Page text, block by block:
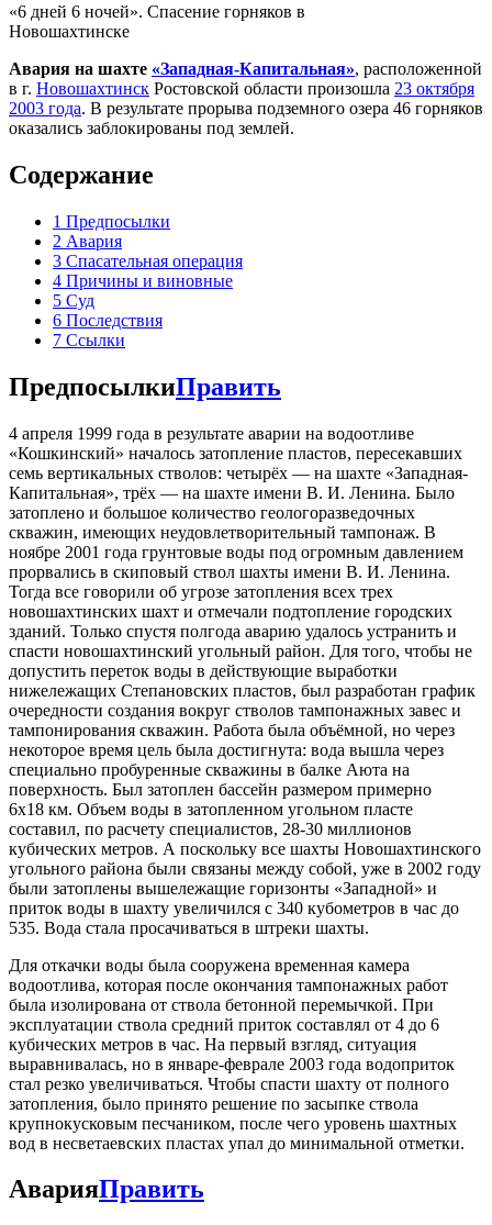
«6 дней 6 ночей». Спасение горняков в
Новошахтинске
Авария на шахте «Западная-Капитальная», расположенной
в г. Новошахтинск Ростовской области произошла 23 октября
2003 года. В результате прорыва подземного озера 46 горняков
оказались заблокированы под землей.
Содержание
1 Предпосылки
2 Авария
3 Спасательная операция
4 Причины и виновные
5 Суд
6 Последствия
7 Ссылки
ПредпосылкиПравить
4 апреля 1999 года в результате аварии на водоотливе
«Кошкинский» началось затопление пластов, пересекавших
семь вертикальных стволов: четырёх — на шахте «Западная-
Капитальная», трёх — на шахте имени В. И. Ленина. Было
затоплено и большое количество геологоразведочных
скважин, имеющих неудовлетворительный тампонаж. В
ноябре 2001 года грунтовые воды под огромным давлением
прорвались в скиповый ствол шахты имени В. И. Ленина.
Тогда все говорили об угрозе затопления всех трех
новошахтинских шахт и отмечали подтопление городских
зданий. Только спустя полгода аварию удалось устранить и
спасти новошахтинский угольный район. Для того, чтобы не
допустить переток воды в действующие выработки
нижележащих Степановских пластов, был разработан график
очередности создания вокруг стволов тампонажных завес и
тампонирования скважин. Работа была объёмной, но через
некоторое время цель была достигнута: вода вышла через
специально пробуренные скважины в балке Аюта на
поверхность. Был затоплен бассейн размером примерно
6х18 км. Объем воды в затопленном угольном пласте
составил, по расчету специалистов, 28-30 миллионов
кубических метров. А поскольку все шахты Новошахтинского
угольного района были связаны между собой, уже в 2002 году
были затоплены вышележащие горизонты «Западной» и
приток воды в шахту увеличился с 340 кубометров в час до
535. Вода стала просачиваться в штреки шахты.
Для откачки воды была сооружена временная камера
водоотлива, которая после окончания тампонажных работ
была изолирована от ствола бетонной перемычкой. При
эксплуатации ствола средний приток составлял от 4 до 6
кубических метров в час. На первый взгляд, ситуация
выравнивалась, но в январе-феврале 2003 года водоприток
стал резко увеличиваться. Чтобы спасти шахту от полного
затопления, было принято решение по засыпке ствола
крупнокусковым песчаником, после чего уровень шахтных
вод в несветаевских пластах упал до минимальной отметки.
АварияПравить